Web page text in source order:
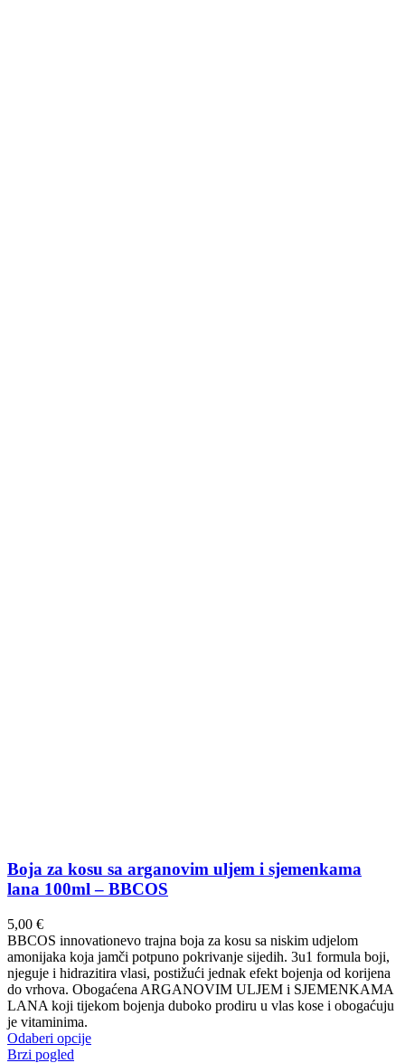
Boja za kosu sa arganovim uljem i sjemenkama
lana 100ml – BBCOS
5,00 €
BBCOS innovationevo trajna boja za kosu sa niskim udjelom
amonijaka koja jamči potpuno pokrivanje sijedih. 3u1 formula boji,
njeguje i hidrazitira vlasi, postižući jednak efekt bojenja od korijena
do vrhova. Obogaćena ARGANOVIM ULJEM i SJEMENKAMA
LANA koji tijekom bojenja duboko prodiru u vlas kose i obogaćuju
je vitaminima.
Odaberi opcijeOvaj
Brzi pogled